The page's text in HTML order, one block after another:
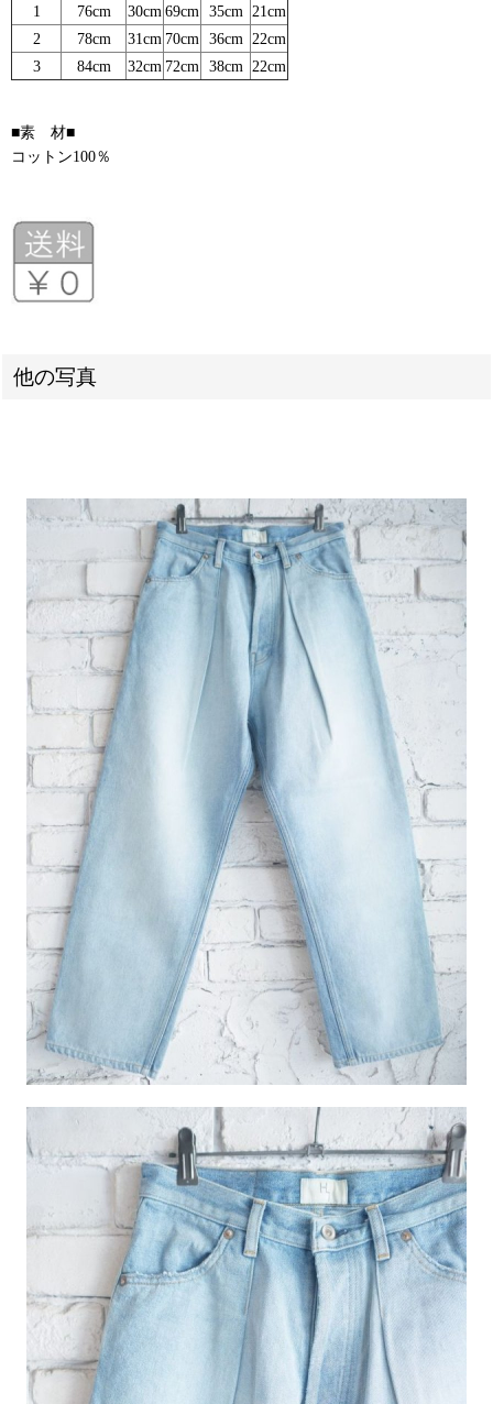
1
76cm 30cm 69cm 35cm
21cm
2
78cm 31cm 70cm 36cm
22cm
3
84cm 32cm 72cm 38cm 22cm
■素 材■
コットン100％
他の写真